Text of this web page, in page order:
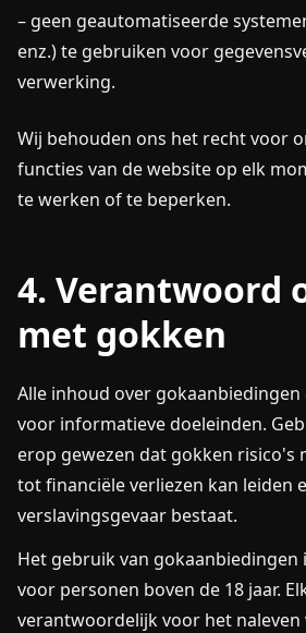
– geen geautomatiseerde
enz.) te gebruiken voor
verwerking.
Wij behouden ons het recht voor
functies van de website op elk
te werken of te beperken.
4. Verantwoord
met gokken
Alle inhoud over
voor informatieve doeleinden.
erop gewezen dat gokken risico's
tot financiële verliezen kan leiden
verslavingsgevaar bestaat.
Het gebruik van gokaanbiedingen
voor personen boven de 18 jaar.
verantwoordelijk voor het naleven